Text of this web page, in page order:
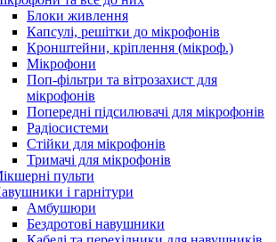
Блоки живлення
Капсулі, решітки до мікрофонів
Кронштейни, кріплення (мікроф.)
Мікрофони
Поп-фільтри та вітрозахист для
мікрофонів
Попередні підсилювачі для мікрофонів
Радіосистеми
Стійки для мікрофонів
Тримачі для мікрофонів
пульти
і гарнітури
Амбушюри
Бездротові навушники